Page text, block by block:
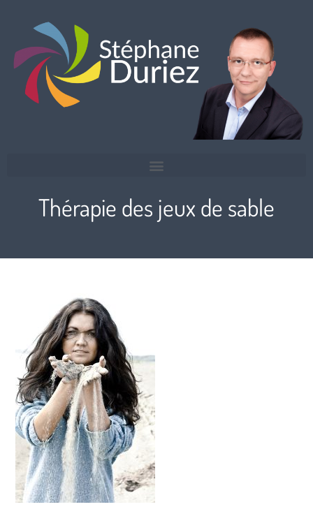
Thérapie des jeux de sable